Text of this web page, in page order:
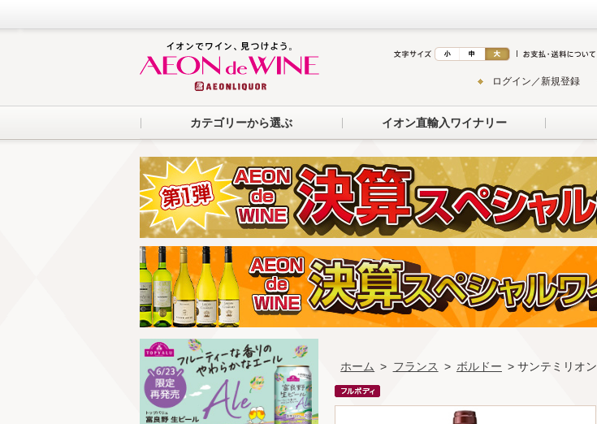
ログイン／新規登録
カテゴリーから選ぶ イオン直輸入ワイナリー
ホーム > フランス > ボルドー > サンテミリオン